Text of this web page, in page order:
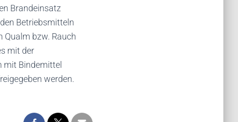
Brandeinsatz
Betriebsmitteln
Qualm bzw. Rauch
mit der
mit Bindemittel
werden.